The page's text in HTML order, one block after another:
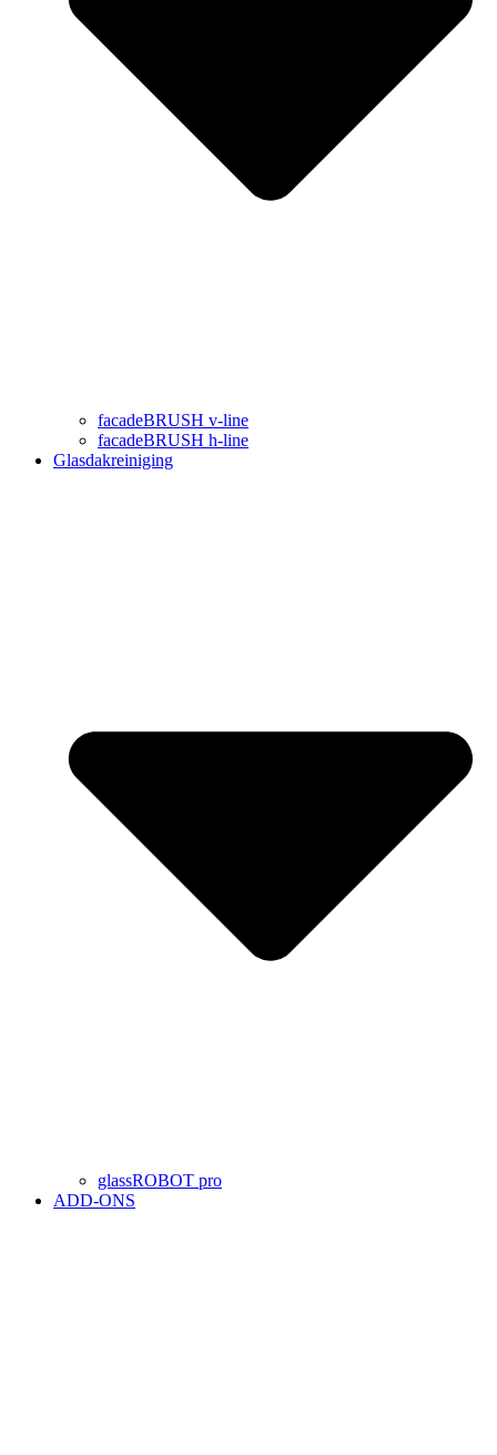
facadeBRUSH v-line
facadeBRUSH h-line
Glasdakreiniging
glassROBOT pro
ADD-ONS